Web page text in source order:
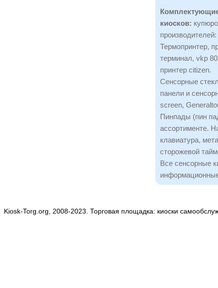
киосков:
Термопринтер,
терминал, vkp
принтер citizen.
Сенсорные
панели и
screen,
Пинпады (пин
ассортименте.
клавиатура,
сторожевой
Все сенсорные
Kiosk-Torg.org, 2008-2023. Торговая площадка: киоски